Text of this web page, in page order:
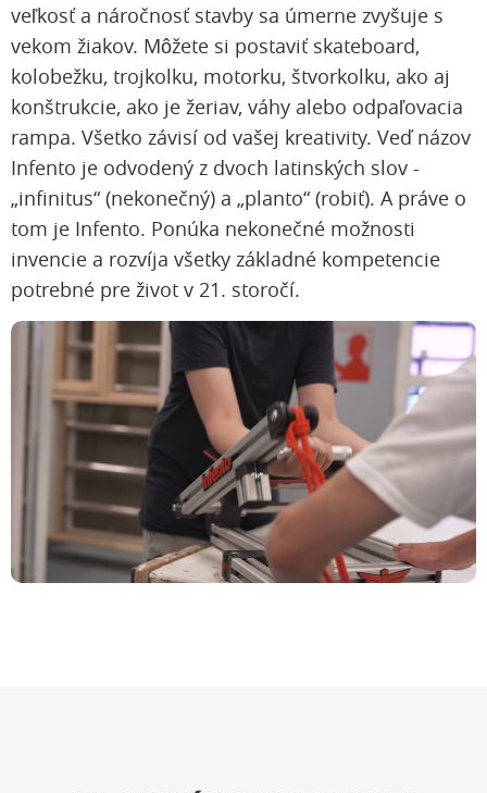
veľkosť a náročnosť stavby sa úmerne zvyšuje s
vekom žiakov. Môžete si postaviť skateboard,
kolobežku, trojkolku, motorku, štvorkolku, ako aj
konštrukcie, ako je žeriav, váhy alebo odpaľovacia
rampa. Všetko závisí od vašej kreativity. Veď názov
Infento je odvodený z dvoch latinských slov -
„infinitus“ (nekonečný) a „planto“ (robiť). A práve o
tom je Infento. Ponúka nekonečné možnosti
invencie a rozvíja všetky základné kompetencie
potrebné pre život v 21. storočí.